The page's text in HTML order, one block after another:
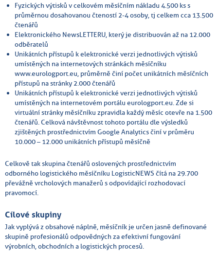
Fyzických výtisků v celkovém měsíčním nákladu 4.500 ks s
průměrnou dosahovanou čteností 2-4 osoby, tj celkem cca 13.500
čtenářů
Elektronického NewsLETTERU, který je distribuován až na 12.000
odběratelů
Unikátních přístupů k elektronické verzi jednotlivých výtisků
umístěných na internetových stránkách měsíčníku
www.eurologport.eu, průměrně činí počet unikátních měsíčních
přístupů na stránky 2.000 čtenářů
Unikátních přístupů k elektronické verzi jednotlivých výtisků
umístěných na internetovém portálu eurologport.eu. Zde si
virtuální stránky měsíčníku zpravidla každý měsíc otevře na 1.500
čtenářů. Celková návštěvnost tohoto portálu dle výsledků
zjištěných prostřednictvím Google Analytics činí v průměru
10.000 – 12.000 unikátních přístupů měsíčně
Celkově tak skupina čtenářů oslovených prostřednictvím
odborného logistického měsíčníku LogisticNEWS čítá na 29.700
převážně vrcholových manažerů s odpovídající rozhodovací
pravomocí.
Cílové skupiny
Jak vyplývá z obsahové náplně, měsíčník je určen jasně definované
skupině profesionálů odpovědných za efektivní fungování
výrobních, obchodních a logistických procesů.